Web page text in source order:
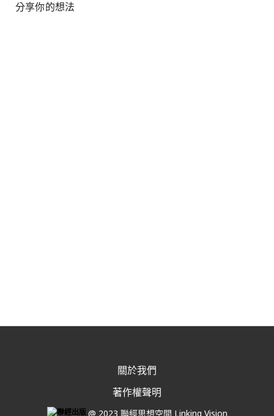
分享你的想法
關於我們
著作權聲明
@ 2023 聯經思想空間 Linking Vision